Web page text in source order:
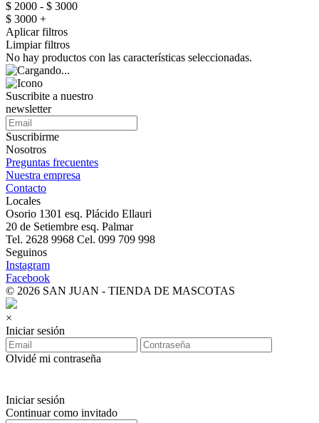
$ 2000 - $ 3000
$ 3000 +
Aplicar filtros
Limpiar filtros
No hay productos con las características seleccionadas.
Suscribite a nuestro
newsletter
Suscribirme
Nosotros
Preguntas frecuentes
Nuestra empresa
Contacto
Locales
Osorio 1301 esq. Plácido Ellauri
20 de Setiembre esq. Palmar
Tel. 2628 9968 Cel. 099 709 998
Seguinos
Instagram
Facebook
© 2026 SAN JUAN - TIENDA DE MASCOTAS
×
Iniciar sesión
Olvidé mi contraseña
Iniciar sesión
Continuar como invitado